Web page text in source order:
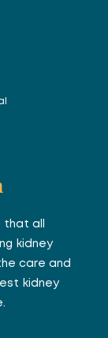
that all
kidney
care and
kidney